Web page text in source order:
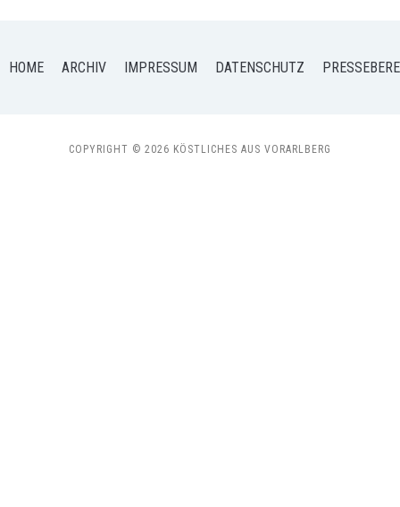
HOME ARCHIV IMPRESSUM DATENSCHUTZ
COPYRIGHT © 2026 KÖSTLICHES AUS VORARLBERG